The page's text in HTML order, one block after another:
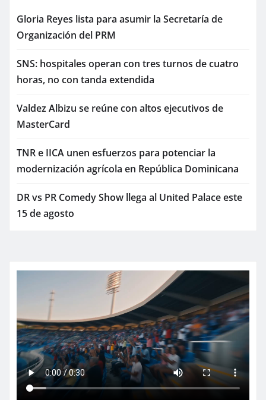
Gloria Reyes lista para asumir la Secretaría de
Organización del PRM
SNS: hospitales operan con tres turnos de cuatro
horas, no con tanda extendida
Valdez Albizu se reúne con altos ejecutivos de
MasterCard
TNR e IICA unen esfuerzos para potenciar la
modernización agrícola en República Dominicana
DR vs PR Comedy Show llega al United Palace este
15 de agosto